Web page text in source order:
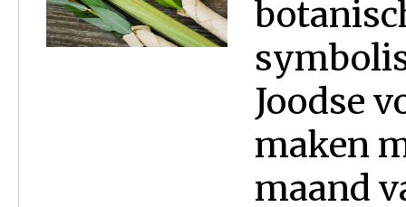
Joodse
maken
maand